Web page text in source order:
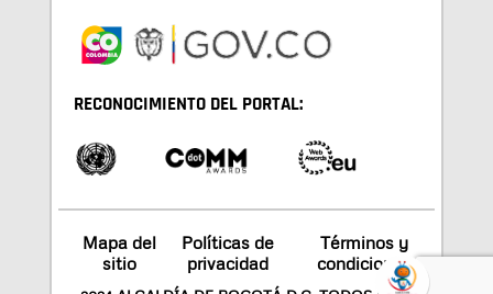
RECONOCIMIENTO DEL PORTAL:
Mapa del
sitio
Políticas de
privacidad
Términos y
condiciones